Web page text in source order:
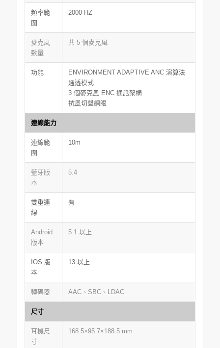
頻率範
圍
2000 HZ
麥克風
數量
共 5 個麥克風
功能
ENVIRONMENT ADAPTIVE ANC 演算法
通透模式
3 個麥克風 ENC 通話架構
抗風切聲網眼
連線能力
連線範
圍
10m
藍牙版
本
5.4
雙重連
線
有
Android
版本
5.1 以上
IOS 版
本
13 以上
轉碼器 AAC、SBC、LDAC
尺寸
耳機尺
寸
168.5×95.7×188.5 mm